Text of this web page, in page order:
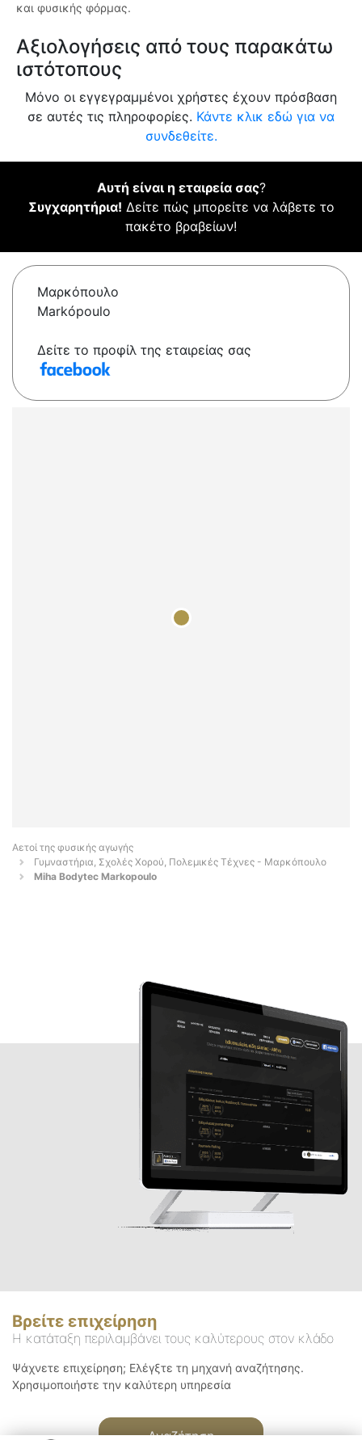
και φυσικής φόρμας.
Αξιολογήσεις από τους παρακάτω
ιστότοπους
Μόνο οι εγγεγραμμένοι χρήστες έχουν πρόσβαση
σε αυτές τις πληροφορίες. Κάντε κλικ εδώ για να
συνδεθείτε.
Αυτή είναι η εταιρεία σας?
Συγχαρητήρια! Δείτε πώς μπορείτε να λάβετε το
πακέτο βραβείων!
Μαρκόπουλο
Markópoulo
Δείτε το προφίλ της εταιρείας σας
Αετοί της φυσικής αγωγής
Γυμναστήρια, Σχολές Χορού, Πολεμικές Τέχνες - Μαρκόπουλο
Miha Bodytec Markopoulo
Βρείτε επιχείρηση
Η κατάταξη περιλαμβάνει τους καλύτερους στον κλάδο
Ψάχνετε επιχείρηση; Ελέγξτε τη μηχανή αναζήτησης.
Χρησιμοποιήστε την καλύτερη υπηρεσία
Αναζήτηση